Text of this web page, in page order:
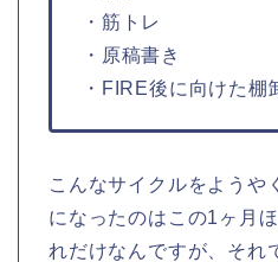
・筋トレ
・原稿書き
・FIRE後に向けた棚
こんなサイクルをようや
になったのはこの1ヶ月
れだけなんですが、それ